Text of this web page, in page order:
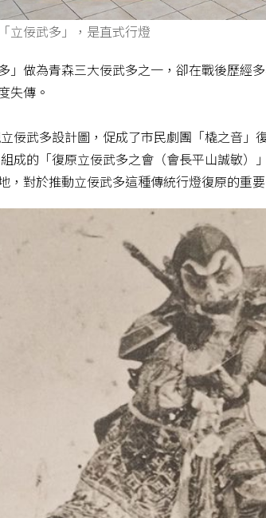
立佞武多」，是直式行燈
」做為青森三大佞武多之一，卻在戰後歷經
失傳。
佞武多設計圖，促成了市民劇團「橇之音」
成的「復原立佞武多之會（會長平山誠敏）
，對於推動立佞武多這種傳統行燈復原的重要